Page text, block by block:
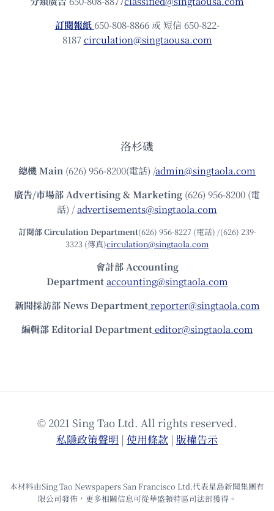
訂閱報紙 650-808-8866 或 短信 650-822-
8187circulation@singtaousa.com
洛杉磯
總機Main (626) 956-8200(電話) /admin@singtaola.com
廣告/市場部Advertising & Marketing (626) 956-8200 (電
話) /advertisements@singtaola.com
訂閱部 Circulation Department(626) 956-8227 (電話) /(626) 239-
3323 (傳真)circulation@singtaola.com
會計部 Accounting
Department accounting@singtaola.com
新聞採訪部 News Department reporter@singtaola.com
編輯部 Editorial Department editor@singtaola.com
© 2021 Sing Tao Ltd. All rights reserved.
私隱政策聲明 | 使⽤條款 | 版權告⽰
本材料由Sing Tao Newspapers San Francisco Ltd.代表星島新聞集團有
限公司發佈，更多相關信息可從華盛頓特區司法部獲得。